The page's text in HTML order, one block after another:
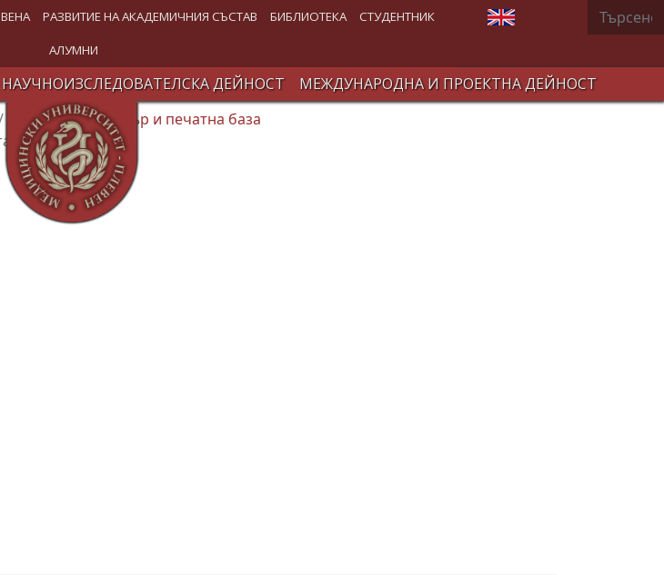
РАЗВИТИЕ НА АКАДЕМИЧНИЯ СЪСТАВ БИБЛИОТЕКА СТУДЕНТНИК
АЛУМНИ
Изберете език Търсене
НАУЧНОИЗСЛЕДОВАТЕЛСКА ДЕЙНОСТ
МЕЖДУНАРОДНА И ПРОЕКТНА ДЕЙНОСТ
Издателски център и печатна база
жлеза